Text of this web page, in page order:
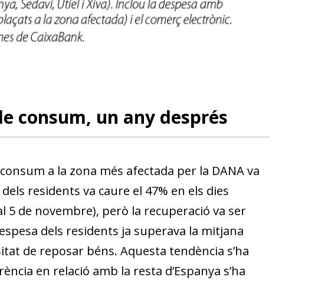
consum, un any després
a la zona més afectada per la DANA va
residents va caure el 47% en els dies
de novembre), però la recuperació va ser
dels residents ja superava la mitjana
de reposar béns. Aquesta tendència s’ha
en relació amb la resta d’Espanya s’ha